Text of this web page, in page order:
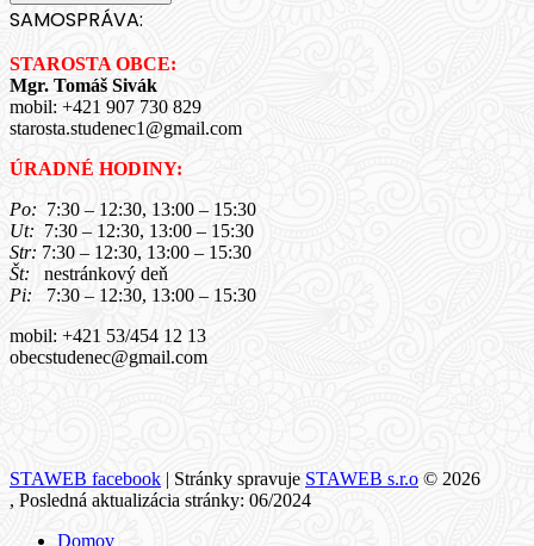
SAMOSPRÁVA:
STAROSTA OBCE:
Mgr. Tomáš Sivák
mobil: +421 907 730 829
starosta.studenec1@gmail.com
ÚRADNÉ HODINY:
Po: 7:30 – 12:30, 13:00 – 15:30
Ut: 7:30 – 12:30, 13:00 – 15:30
Str: 7:30 – 12:30, 13:00 – 15:30
Št: nestránkový deň
Pi: 7:30 – 12:30, 13:00 – 15:30
mobil: +421 53/454 12 13
obecstudenec@gmail.com
STAWEB facebook | Stránky spravuje STAWEB s.r.o © 2026
, Posledná aktualizácia stránky: 06/2024
Domov